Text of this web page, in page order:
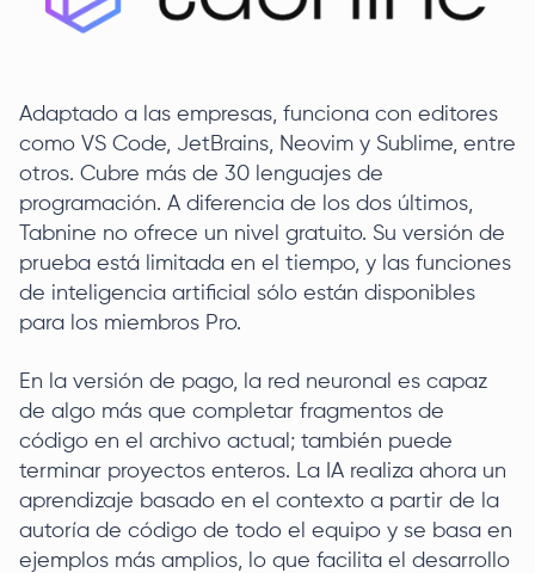
Adaptado a las empresas, funciona con editores
como VS Code, JetBrains, Neovim y Sublime, entre
otros. Cubre más de 30 lenguajes de
programación. A diferencia de los dos últimos,
Tabnine no ofrece un nivel gratuito. Su versión de
prueba está limitada en el tiempo, y las funciones
de inteligencia artificial sólo están disponibles
para los miembros Pro.
En la versión de pago, la red neuronal es capaz
de algo más que completar fragmentos de
código en el archivo actual; también puede
terminar proyectos enteros. La IA realiza ahora un
aprendizaje basado en el contexto a partir de la
autoría de código de todo el equipo y se basa en
ejemplos más amplios, lo que facilita el desarrollo